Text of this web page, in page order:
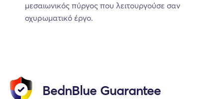
μεσαιωνικός πύργος που λειτουργούσε σαν
οχυρωματικό έργο.
BednBlue Guarantee